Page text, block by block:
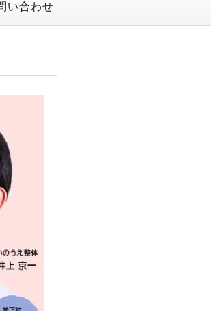
い合わせ